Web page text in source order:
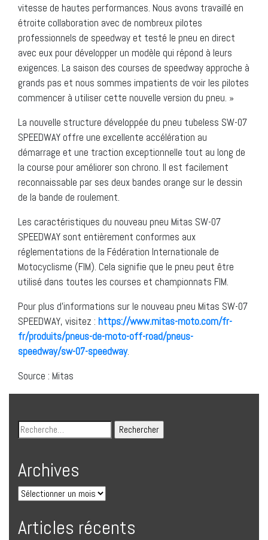
vitesse de hautes performances. Nous avons travaillé en
étroite collaboration avec de nombreux pilotes
professionnels de speedway et testé le pneu en direct
avec eux pour développer un modèle qui répond à leurs
exigences. La saison des courses de speedway approche à
grands pas et nous sommes impatients de voir les pilotes
commencer à utiliser cette nouvelle version du pneu. »
La nouvelle structure développée du pneu tubeless SW-07
SPEEDWAY offre une excellente accélération au
démarrage et une traction exceptionnelle tout au long de
la course pour améliorer son chrono. Il est facilement
reconnaissable par ses deux bandes orange sur le dessin
de la bande de roulement.
Les caractéristiques du nouveau pneu Mitas SW-07
SPEEDWAY sont entièrement conformes aux
réglementations de la Fédération Internationale de
Motocyclisme (FIM). Cela signifie que le pneu peut être
utilisé dans toutes les courses et championnats FIM.
Pour plus d’informations sur le nouveau pneu Mitas SW-07
SPEEDWAY, visitez : https://www.mitas-moto.com/fr-
fr/produits/pneus-de-moto-off-road/pneus-
speedway/sw-07-speedway.
Source : Mitas
Archives
Articles récents